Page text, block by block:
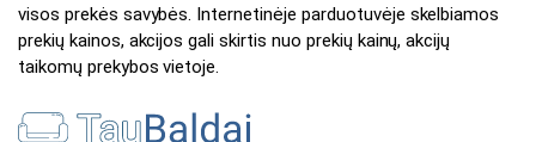
visos prekės savybės. Internetinėje parduotuvėje skelbiamos
prekių kainos, akcijos gali skirtis nuo prekių kainų, akcijų
taikomų prekybos vietoje.